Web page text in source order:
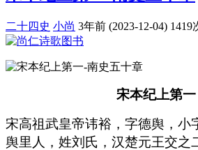
二十四史 小尚 3年前 (2023-12-04) 1419
宋本纪上第一
宋高祖武皇帝讳裕，字德舆，小
舆里人，姓刘氏，汉楚元王交之